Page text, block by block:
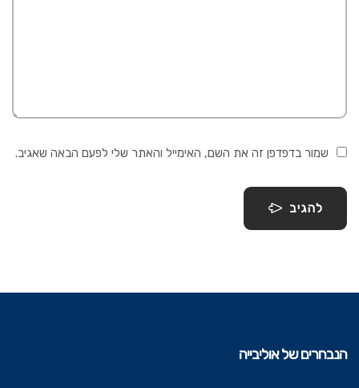
שמור בדפדפן זה את השם, האימייל והאתר שלי לפעם הבאה שאגיב.
להגיב
הנבחרים של אוליבייה